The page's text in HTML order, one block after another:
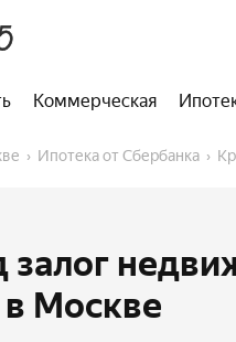
Коммерческая
Ипотека от Сбербанка
залог
Москве